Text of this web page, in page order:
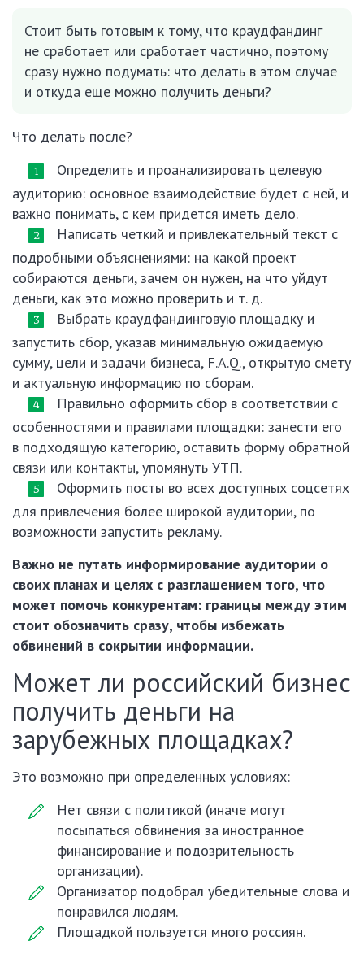
Стоит быть готовым к тому, что краудфандинг
не сработает или сработает частично, поэтому
сразу нужно подумать: что делать в этом случае
и откуда еще можно получить деньги?
Что делать после?
Определить и проанализировать целевую
аудиторию: основное взаимодействие будет с ней, и
важно понимать, с кем придется иметь дело.
Написать четкий и привлекательный текст с
подробными объяснениями: на какой проект
собираются деньги, зачем он нужен, на что уйдут
деньги, как это можно проверить и т. д.
Выбрать краудфандинговую площадку и
запустить сбор, указав минимальную ожидаемую
сумму, цели и задачи бизнеса, F.A.Q., открытую смету
и актуальную информацию по сборам.
Правильно оформить сбор в соответствии с
особенностями и правилами площадки: занести его
в подходящую категорию, оставить форму обратной
связи или контакты, упомянуть УТП.
Оформить посты во всех доступных соцсетях
для привлечения более широкой аудитории, по
возможности запустить рекламу.
Важно не путать информирование аудитории о
своих планах и целях с разглашением того, что
может помочь конкурентам: границы между этим
стоит обозначить сразу, чтобы избежать
обвинений в сокрытии информации.
Может ли российский бизнес
получить деньги на
зарубежных площадках?
Это возможно при определенных условиях:
Нет связи с политикой (иначе могут
посыпаться обвинения за иностранное
финансирование и подозрительность
организации).
Организатор подобрал убедительные слова и
понравился людям.
Площадкой пользуется много россиян.